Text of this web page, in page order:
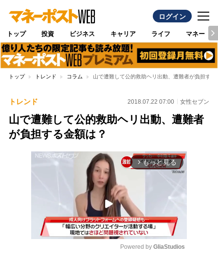
ログイン
トップ 投資 ビジネス キャリア ライフ マネー
トップ トレンド コラム 山で遭難して公的救助ヘリ出動、遭難者が負担する
トレンド 2018.07.22 07:00 女性セブン
山で遭難して公的救助ヘリ出動、遭難者
が負担する金額は？
arrow_forward_ios もっと見る
Powered by GliaStudios